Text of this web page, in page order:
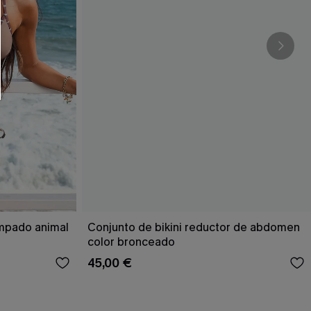
animal
Conjunto de bikini reductor de abdomen
color bronceado
45,00 €
formulario, usted acepta nuestros
, y además acepta recibir correos
de Cupshe en cualquier momento del
compra. Podemos utilizar la
y ofertas adaptados a su perfil.